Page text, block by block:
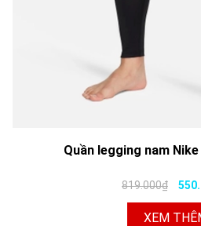
Quần legging nam
819.000₫
XEM